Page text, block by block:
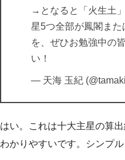
→となると「火生土
星5つ全部が鳳閣ま
を、ぜひお勉強中の
い！
— 天海 玉紀
はい。これは十大主星の算
わかりやすいです。シンプル